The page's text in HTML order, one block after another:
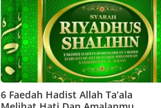
6 Faedah Hadist Allah Ta’ala